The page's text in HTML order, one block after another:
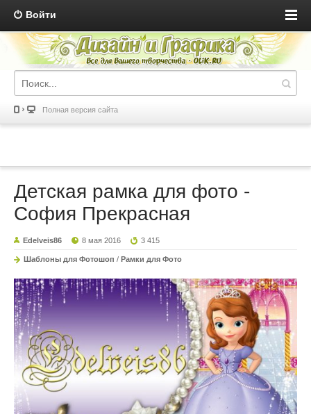
Войти
Полная версия сайта
Детская рамка для фото -
София Прекрасная
Edelveis86 8 мая 2016 3 415
Шаблоны для Фотошоп / Рамки для Фото